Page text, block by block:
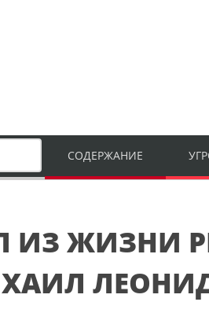
СОДЕРЖАНИЕ
ИЗ ЖИЗНИ